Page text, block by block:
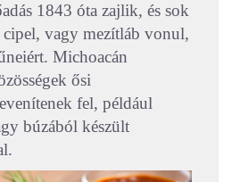
1843 óta zajlik, és sok
cipel, vagy mezítláb vonul,
Michoacán
ősi
fel, például
búzából készült